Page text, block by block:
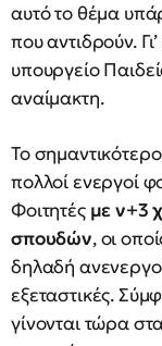
αυτό το θέμα
που αντιδρούν.
υπουργείο
αναίμακτη.
Το
πολλοί ενεργοί
Φοιτητές με ν+3
σπουδών, οι
δηλαδή
εξεταστικές.
γίνονται τώρα